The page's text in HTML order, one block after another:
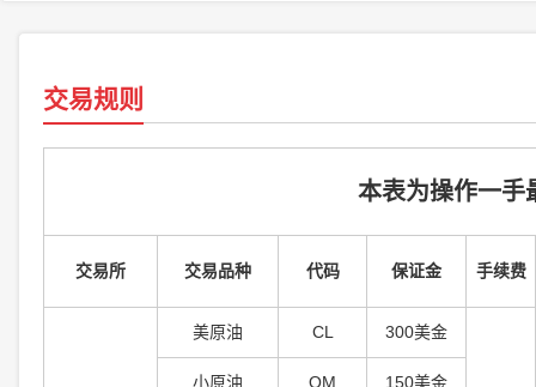
交易规则
本表为操作一
交易所 交易品种 代码 保证金 手续费
美原油 CL 300美金
小原油 QM 150美金